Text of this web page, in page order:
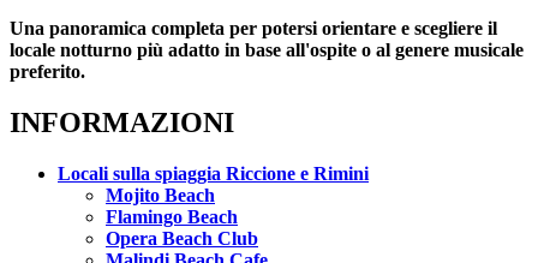
Una panoramica completa per potersi orientare e scegliere il
locale notturno più adatto in base all'ospite o al genere musicale
preferito.
INFORMAZIONI
Locali sulla spiaggia Riccione e Rimini
Mojito Beach
Flamingo Beach
Opera Beach Club